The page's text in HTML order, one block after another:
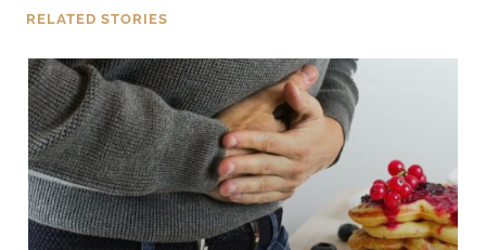
RELATED STORIES